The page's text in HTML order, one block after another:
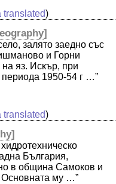
translated)
]
залято заедно със
и Горни
яз. Искър, при
1950-54 г …”
translated)
]
България,
в община Самоков и
му …”